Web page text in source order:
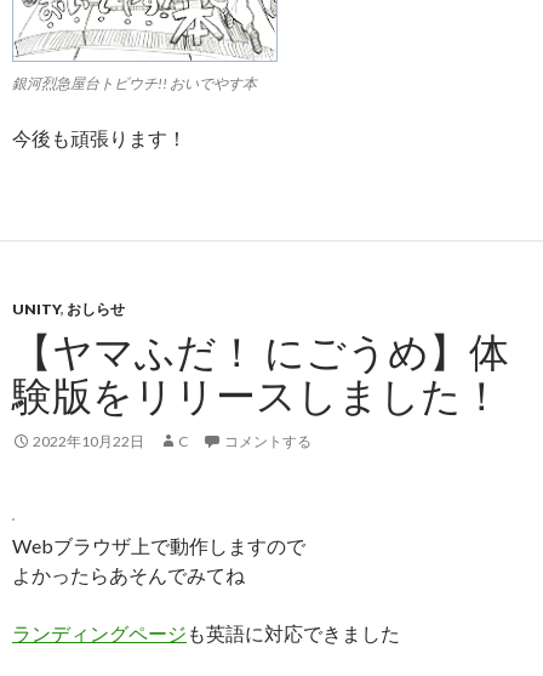
銀河烈急屋台トビウチ!! おいでやす本
今後も頑張ります！
UNITY, おしらせ
【ヤマふだ！ にごうめ】体
験版をリリースしました！
2022年10月22日 C コメントする
Webブラウザ上で動作しますので
よかったらあそんでみてね
ランディングページ も英語に対応できました